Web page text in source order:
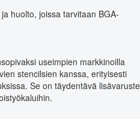
huolto, joissa tarvitaan BGA-
useimpien markkinoilla
stencilsien kanssa, erityisesti
Se on täydentävä lisävaruste